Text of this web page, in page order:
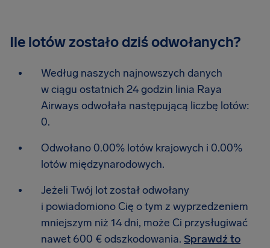
Ile lotów zostało dziś odwołanych?
Według naszych najnowszych danych
w ciągu ostatnich 24 godzin linia Raya
Airways odwołała następującą liczbę lotów:
0.
Odwołano 0.00% lotów krajowych i 0.00%
lotów międzynarodowych.
Jeżeli Twój lot został odwołany
i powiadomiono Cię o tym z wyprzedzeniem
mniejszym niż 14 dni, może Ci przysługiwać
nawet 600 € odszkodowania. Sprawdź to